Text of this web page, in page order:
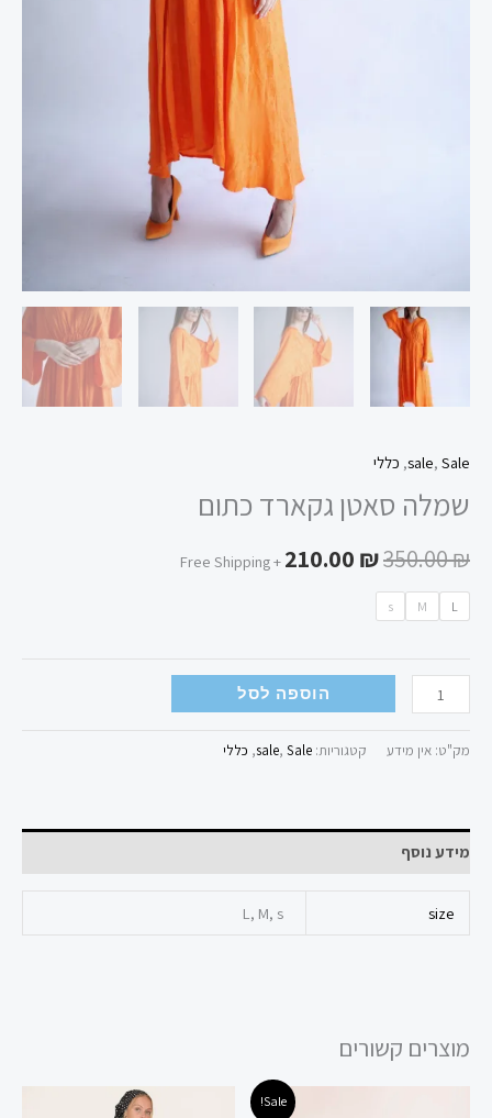
sale, Sale
, כללי
שמלה סאטן גקארד כתום
350.00₪
210.00 ₪
+ Free Shipping
L
M
s
הוספה לסל
מק"ט: אין מידע קטגוריות: sale, Sale
, כללי
מידע נוסף
size
L, M, s
מוצרים קשורים
Sale! למוצר